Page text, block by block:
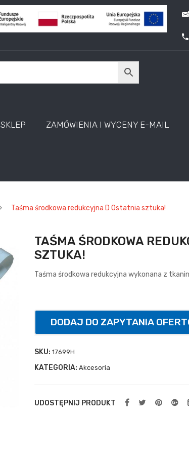
SKLEP ZAMÓWIENIA I WYCENY E-MAIL
Taśma środkowa redukcyjna D Ostatnia sztuka!
TAŚMA ŚRODKOWA
SZTUKA!
Taśma środkowa redukcyjna wykonana z
DODAJ DO ZAPYTANIA
SKU: 17699H
KATEGORIA: Akcesoria
UDOSTĘPNIJ PRODUKT